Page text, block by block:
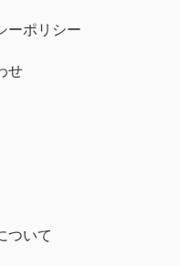
ーポリシー
せ
ついて